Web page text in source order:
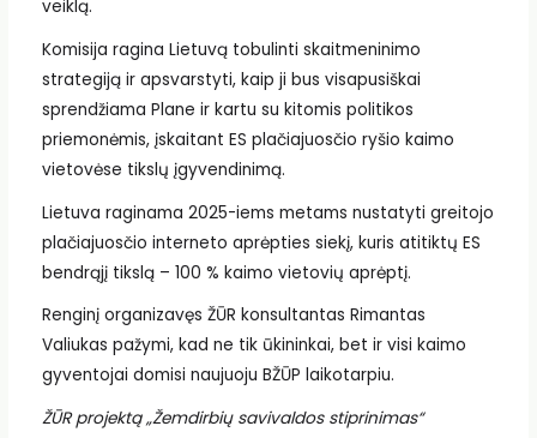
veiklą.
Komisija ragina Lietuvą tobulinti skaitmeninimo
strategiją ir apsvarstyti, kaip ji bus visapusiškai
sprendžiama Plane ir kartu su kitomis politikos
priemonėmis, įskaitant ES plačiajuosčio ryšio kaimo
vietovėse tikslų įgyvendinimą.
Lietuva raginama 2025-iems metams nustatyti greitojo
plačiajuosčio interneto aprėpties siekį, kuris atitiktų ES
bendrąjį tikslą – 100 % kaimo vietovių aprėptį.
Renginį organizavęs ŽŪR konsultantas Rimantas
Valiukas pažymi, kad ne tik ūkininkai, bet ir visi kaimo
gyventojai domisi naujuoju BŽŪP laikotarpiu.
ŽŪR projektą „Žemdirbių savivaldos stiprinimas“